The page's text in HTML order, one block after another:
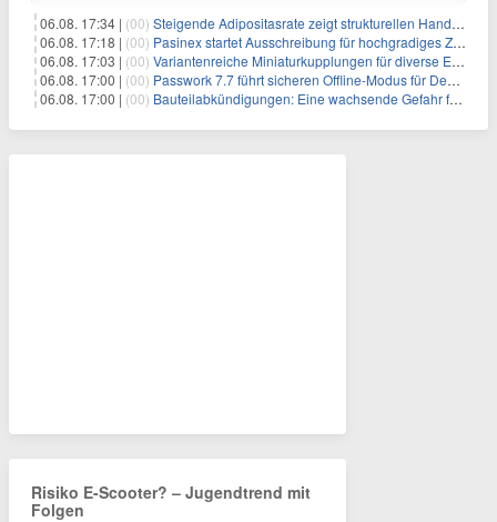
06.08. 17:34 | (00) Steigende Adipositasrate zeigt strukturellen Handlungsbedarf bei der Ernährung schulpflichtiger Kinder
06.08. 17:18 | (00) Pasinex startet Ausschreibung für hochgradiges Zinksulfidkonzentrat mit Germanium- und Silbergehalten und stellt ein Betriebsupdate bereit
06.08. 17:03 | (00) Variantenreiche Miniaturkupplungen für diverse Einsatzbereiche
06.08. 17:00 | (00) Passwork 7.7 führt sicheren Offline-Modus für Desktop- und Mobile-Apps ein
06.08. 17:00 | (00) Bauteilabkündigungen: Eine wachsende Gefahr für industrielle Elektroniksysteme
Risiko E-Scooter? – Jugendtrend mit
Folgen